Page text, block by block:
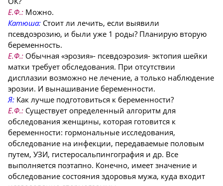
Е.Ф.: Можно.
Катюша: Стоит ли лечить, если выявили
псевдоэрозию, и были уже 1 роды? Планирую вторую
беременность.
Е.Ф.: Обычная «эрозия»- псевдоэрозия- эктопия шейки
матки требует обследования. При отсутствии
дисплазии возможно не лечение, а только наблюдение
эрозии. И вынашивание беременности.
Я: Как лучше подготовиться к беременности?
Е.Ф.: Существует определенный алгоритм для
обследования женщины, которая готовится к
беременности: гормональные исследования,
обследование на инфекции, передаваемые половым
путем, УЗИ, гистеросальпингография и др. Все
выполняется поэтапно. Конечно, имеет значение и
обследование состояния здоровья мужа, куда входит